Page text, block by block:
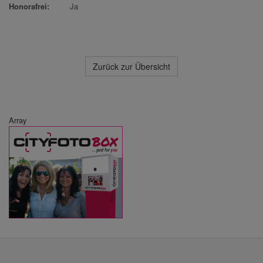
Honorafrei: Ja
Zurück zur Übersicht
Array